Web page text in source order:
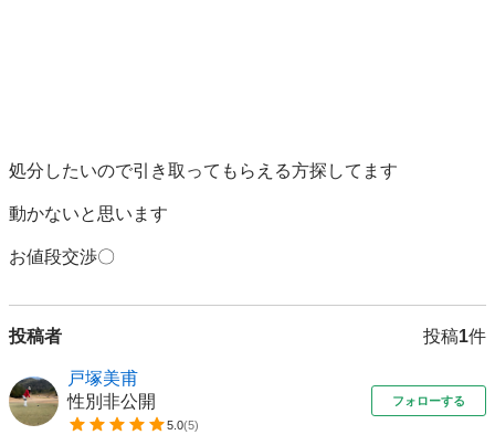
処分したいので引き取ってもらえる方探してます
動かないと思います
お値段交渉〇
投稿者 投稿1件
戸塚美甫
性別非公開
5.0(5)
フォローする